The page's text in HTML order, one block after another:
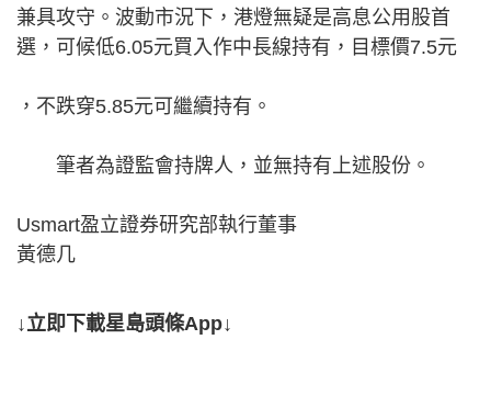
兼具攻守。波動市況下，港燈無疑是高息公用股首
選，可候低6.05元買入作中長線持有，目標價7.5元
，不跌穿5.85元可繼續持有。
筆者為證監會持牌人，並無持有上述股份。
Usmart盈立證券研究部執行董事
黃德几
↓立即下載星島頭條App↓